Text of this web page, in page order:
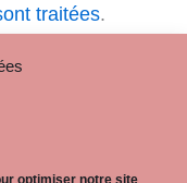
optimiser notre site
traitées.